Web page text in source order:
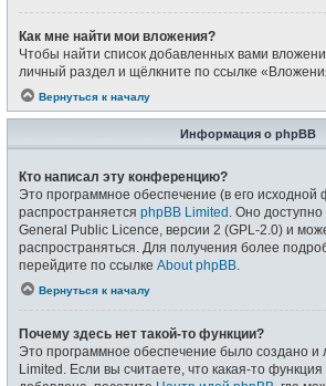
Как мне найти мои вложения?
Чтобы найти список добавленных вами
личный раздел и щёлкните по ссылке
Вернуться к началу
Информация о phpBB
Кто написал эту конференцию?
Это программное обеспечение (в его исходной
распространяется phpBB Limited . Оно
General Public Licence, версии 2 (GPL-2.0) и
распространяться. Для получения более
перейдите по ссылке About phpBB
Вернуться к началу
Почему здесь нет такой-то функции?
Это программное обеспечение было создано и
Limited. Если вы считаете, что какая-то